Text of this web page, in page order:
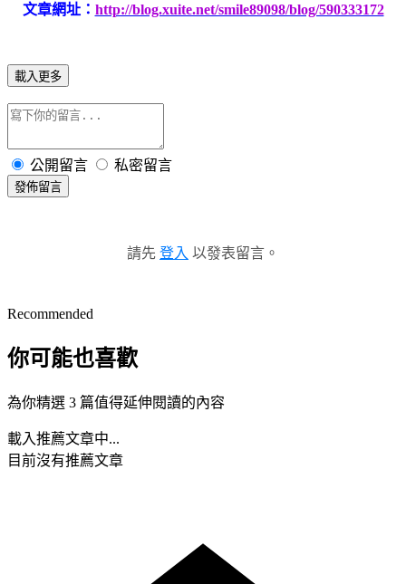
文章網址： http://blog.xuite.net/smile89098/blog/590333172
載入更多
公開留言 私密留言
發佈留言
請先 登入 以發表留言。
Recommended
你可能也喜歡
為你精選 3 篇值得延伸閱讀的內容
載入推薦文章中...
目前沒有推薦文章